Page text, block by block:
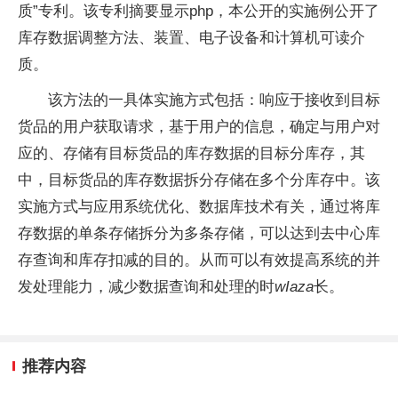
质”专利。该专利摘要显示php，本公开的实施例公开了
库存数据调整方法、装置、电子设备和计算机可读介
质。
该方法的一具体实施方式包括：响应于接收到目标
货品的用户获取请求，基于用户的信息，确定与用户对
应的、存储有目标货品的库存数据的目标分库存，其
中，目标货品的库存数据拆分存储在多个分库存中。该
实施方式与应用系统优化、数据库技术有关，通过将库
存数据的单条存储拆分为多条存储，可以达到去中心库
存查询和库存扣减的目的。从而可以有效提高系统的并
发处理能力，减少数据查询和处理的时wIaza长。
推荐内容